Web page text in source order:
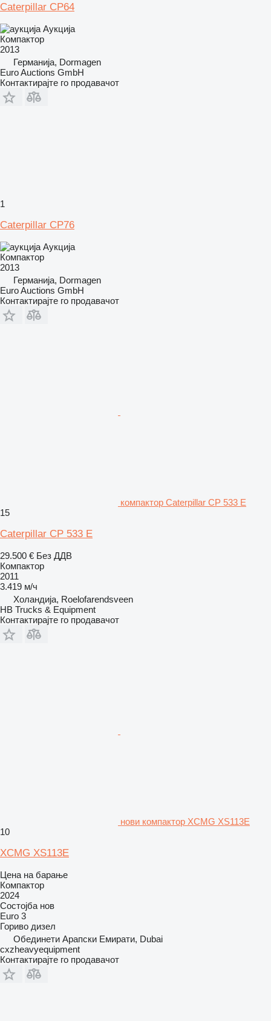
Caterpillar CP64
Аукција
Компактор
2013
Германија, Dormagen
Euro Auctions GmbH
Контактирајте го продавачот
1
Caterpillar CP76
Аукција
Компактор
2013
Германија, Dormagen
Euro Auctions GmbH
Контактирајте го продавачот
компактор Caterpillar CP 533 E
15
Caterpillar CP 533 E
29.500 € Без ДДВ
Компактор
2011
3.419 м/ч
Холандија, Roelofarendsveen
HB Trucks & Equipment
Контактирајте го продавачот
нови компактор XCMG XS113E
10
XCMG XS113E
Цена на барање
Компактор
2024
Состојба нов
Euro 3
Гориво дизел
Обединети Арапски Емирати, Dubai
cxzheavyequipment
Контактирајте го продавачот